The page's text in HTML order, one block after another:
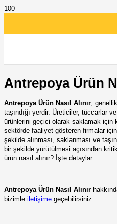
Antrepoya Ürün
Antrepoya Ürün Nasıl Alınır,
taşındığı yerdir. Üreticiler, tüccarlar
ürünlerini geçici olarak saklamak için
sektörde faaliyet gösteren firmalar
şekilde alınması, saklanması ve
bir şekilde yürütülmesi açısından
ürün nasıl alınır? İşte detaylar:
Antrepoya Ürün Nasıl Alınır
bizimle iletişime geçebilirsiniz.